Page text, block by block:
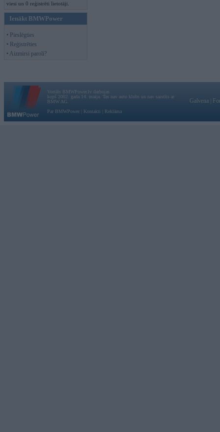
viesi un 0 reģistrēti lietotāji.
Ienākt BMWPower
• Pieslēgties
• Reģistrēties
• Aizmirsi paroli?
Vortāls BMWPower.lv darbojas
kopš 2002. gada 14. maija. Tas nav auto klubs un nav saistīts ar
BMW AG.
Par BMWPower
Kontakti Reklāma
Galvena